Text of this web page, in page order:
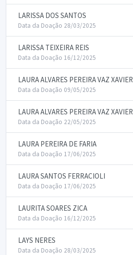
LARISSA DOS SANTOS
Data da Doação 28/03/2025
LARISSA TEIXEIRA REIS
Data da Doação 16/12/2025
LAURA ALVARES PEREIRA VAZ XAVIER
Data da Doação 09/05/2025
LAURA ALVARES PEREIRA VAZ XAVIER
Data da Doação 22/05/2025
LAURA PEREIRA DE FARIA
Data da Doação 17/06/2025
LAURA SANTOS FERRACIOLI
Data da Doação 17/06/2025
LAURITA SOARES ZICA
Data da Doação 16/12/2025
LAYS NERES
Data da Doação 28/03/2025